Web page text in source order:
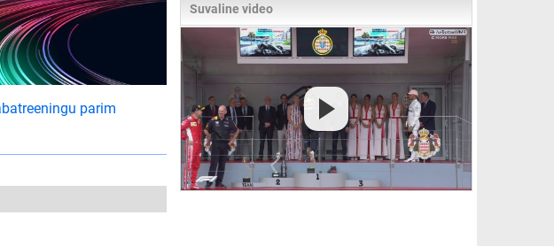
parim
Suvaline video